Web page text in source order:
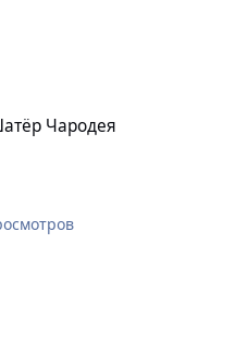
Чародея